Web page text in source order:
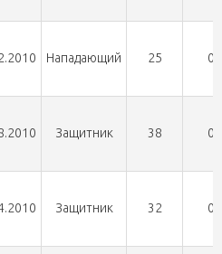
Нападающий 25 0
Защитник 38 0
Защитник 32 0